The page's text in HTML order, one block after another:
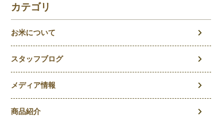
カテゴリ
お米について
スタッフブログ
メディア情報
商品紹介